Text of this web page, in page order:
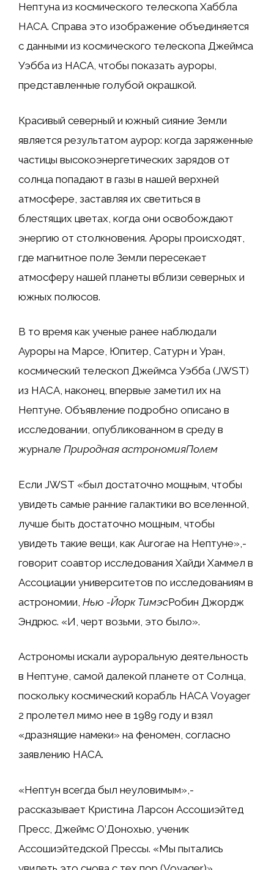
Нептуна из космического телескопа Хаббла
НАСА. Справа это изображение объединяется
с данными из космического телескопа Джеймса
Уэбба из НАСА, чтобы показать ауроры,
представленные голубой окрашкой.
Красивый северный и южный сияние Земли
является результатом аурор: когда заряженные
частицы высокоэнергетических зарядов от
солнца попадают в газы в нашей верхней
атмосфере, заставляя их светиться в
блестящих цветах, когда они освобождают
энергию от столкновения. Ароры происходят,
где магнитное поле Земли пересекает
атмосферу нашей планеты вблизи северных и
южных полюсов.
В то время как ученые ранее наблюдали
Ауроры на Марсе, Юпитер, Сатурн и Уран,
космический телескоп Джеймса Уэбба (JWST)
из НАСА, наконец, впервые заметил их на
Нептуне. Объявление подробно описано в
исследовании, опубликованном в среду в
журнале Природная астрономияПолем
Если JWST «был достаточно мощным, чтобы
увидеть самые ранние галактики во вселенной,
лучше быть достаточно мощным, чтобы
увидеть такие вещи, как Aurorae на Нептуне»,-
говорит соавтор исследования Хайди Хаммел в
Ассоциации университетов по исследованиям в
астрономии, Нью -Йорк ТимэсРобин Джордж
Эндрюс. «И, черт возьми, это было».
Астрономы искали ауроральную деятельность
в Нептуне, самой далекой планете от Солнца,
поскольку космический корабль НАСА Voyager
2 пролетел мимо нее в 1989 году и взял
«дразнящие намеки» на феномен, согласно
заявлению НАСА.
«Нептун всегда был неуловимым»,-
рассказывает Кристина Ларсон Ассошиэйтед
Пресс, Джеймс О’Донохью, ученик
Ассошиэйтедской Прессы. «Мы пытались